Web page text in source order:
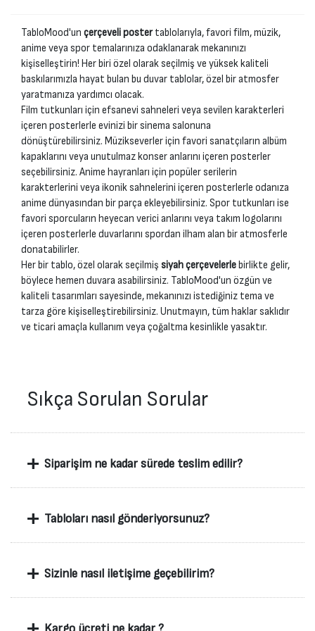
TabloMood'un çerçeveli postertablolarıyla, favori film, müzik,
anime veya spor temalarınıza odaklanarak mekanınızı
kişiselleştirin! Her biri özel olarak seçilmiş ve yüksek kaliteli
baskılarımızla hayat bulan bu duvar tablolar, özel bir atmosfer
yaratmanıza yardımcı olacak.
Film tutkunları için efsanevi sahneleri veya sevilen karakterleri
içeren posterlerle evinizi bir sinema salonuna
dönüştürebilirsiniz. Müzikseverler için favori sanatçıların albüm
kapaklarını veya unutulmaz konser anlarını içeren posterler
seçebilirsiniz. Anime hayranları için popüler serilerin
karakterlerini veya ikonik sahnelerini içeren posterlerle odanıza
anime dünyasından bir parça ekleyebilirsiniz. Spor tutkunları ise
favori sporcuların heyecan verici anlarını veya takım logolarını
içeren posterlerle duvarlarını spordan ilham alan bir atmosferle
donatabilirler.
Her bir tablo, özel olarak seçilmiş siyah çerçevelerlebirlikte gelir,
böylece hemen duvara asabilirsiniz. TabloMood'un özgün ve
kaliteli tasarımları sayesinde, mekanınızı istediğiniz tema ve
tarza göre kişiselleştirebilirsiniz. Unutmayın, tüm haklar saklıdır
ve ticari amaçla kullanım veya çoğaltma kesinlikle yasaktır.
Sıkça Sorulan Sorular
+ Siparişim ne kadar sürede teslim edilir?
+ Tabloları nasıl gönderiyorsunuz?
+ Sizinle nasıl iletişime geçebilirim?